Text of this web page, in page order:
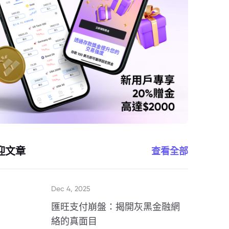
文章 查看全部
Dec 4, 2025
匯旺支付崩盤：揭開灰黑金融網
絡的真面目